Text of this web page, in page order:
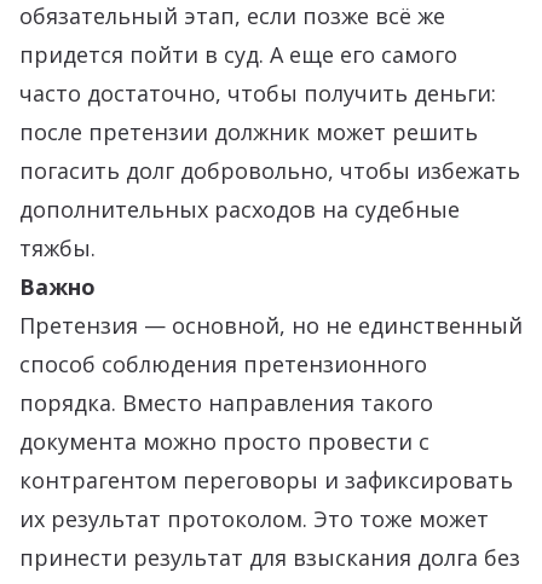
обязательный этап, если позже всё же
придется пойти в суд. А еще его самого
часто достаточно, чтобы получить деньги:
после претензии должник может решить
погасить долг добровольно, чтобы избежать
дополнительных расходов на судебные
тяжбы.
Важно
Претензия — основной, но не единственный
способ соблюдения претензионного
порядка. Вместо направления такого
документа можно просто провести с
контрагентом переговоры и зафиксировать
их результат протоколом. Это тоже может
принести результат для взыскания долга без